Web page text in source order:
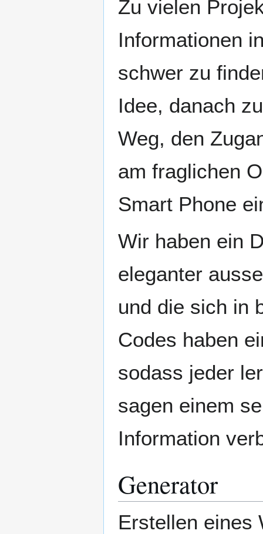
Zu vielen
Informationen
schwer zu
Idee, danach
Weg, den
am fraglichen
Smart Phone
Wir haben ein
eleganter
und die sich in
Codes haben
sodass jeder
sagen einem
Information
Generator
Erstellen eines